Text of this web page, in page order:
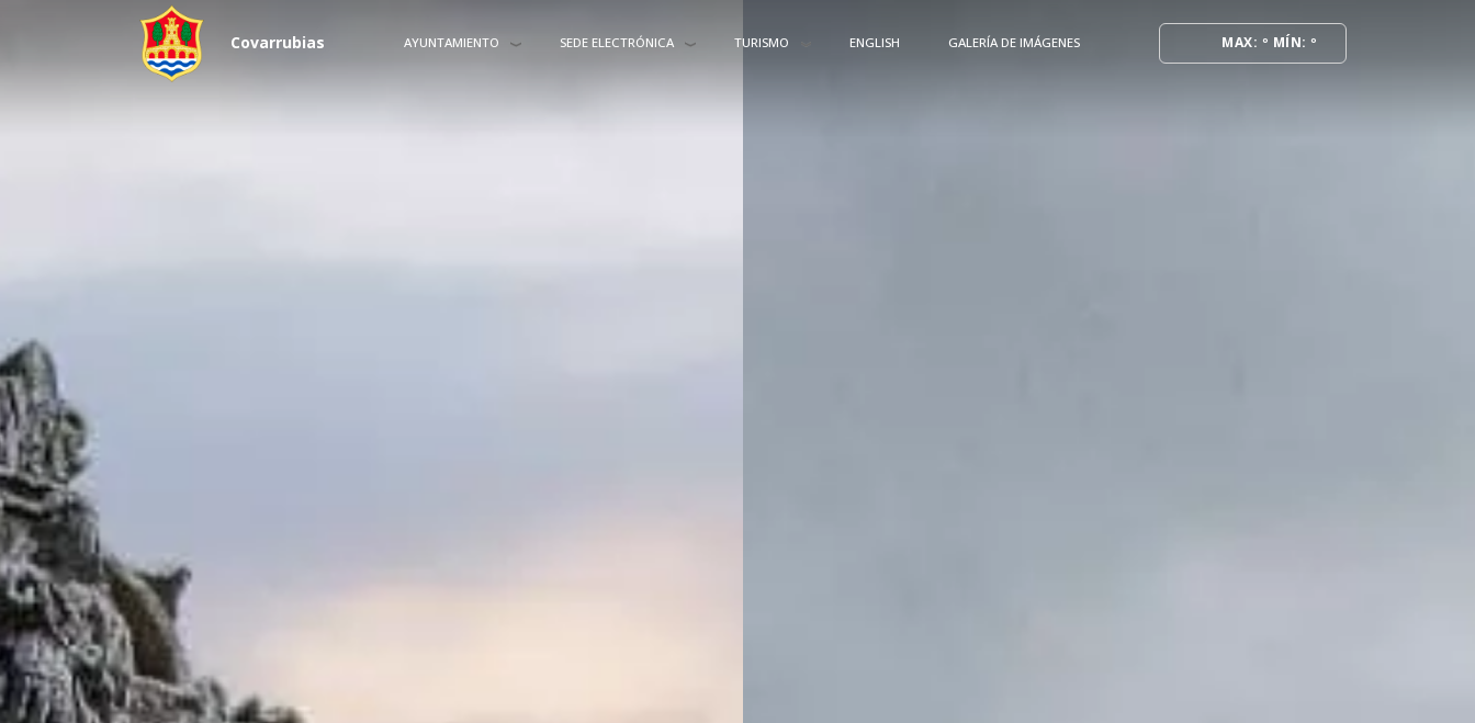
Pasar al contenido principal
Covarrubias AYUNTAMIENTO SEDE ELECTRÓNICA TURISMO ENGLISH GALERÍA DE IMÁGENES MAX: º MÍN: º